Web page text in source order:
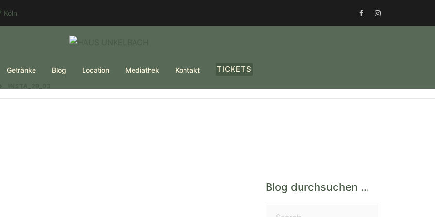
Köln FACEBOOKINSTAGRAM
Getränke Blog Location Mediathek Kontakt TICKETS
Blog durchsuchen …